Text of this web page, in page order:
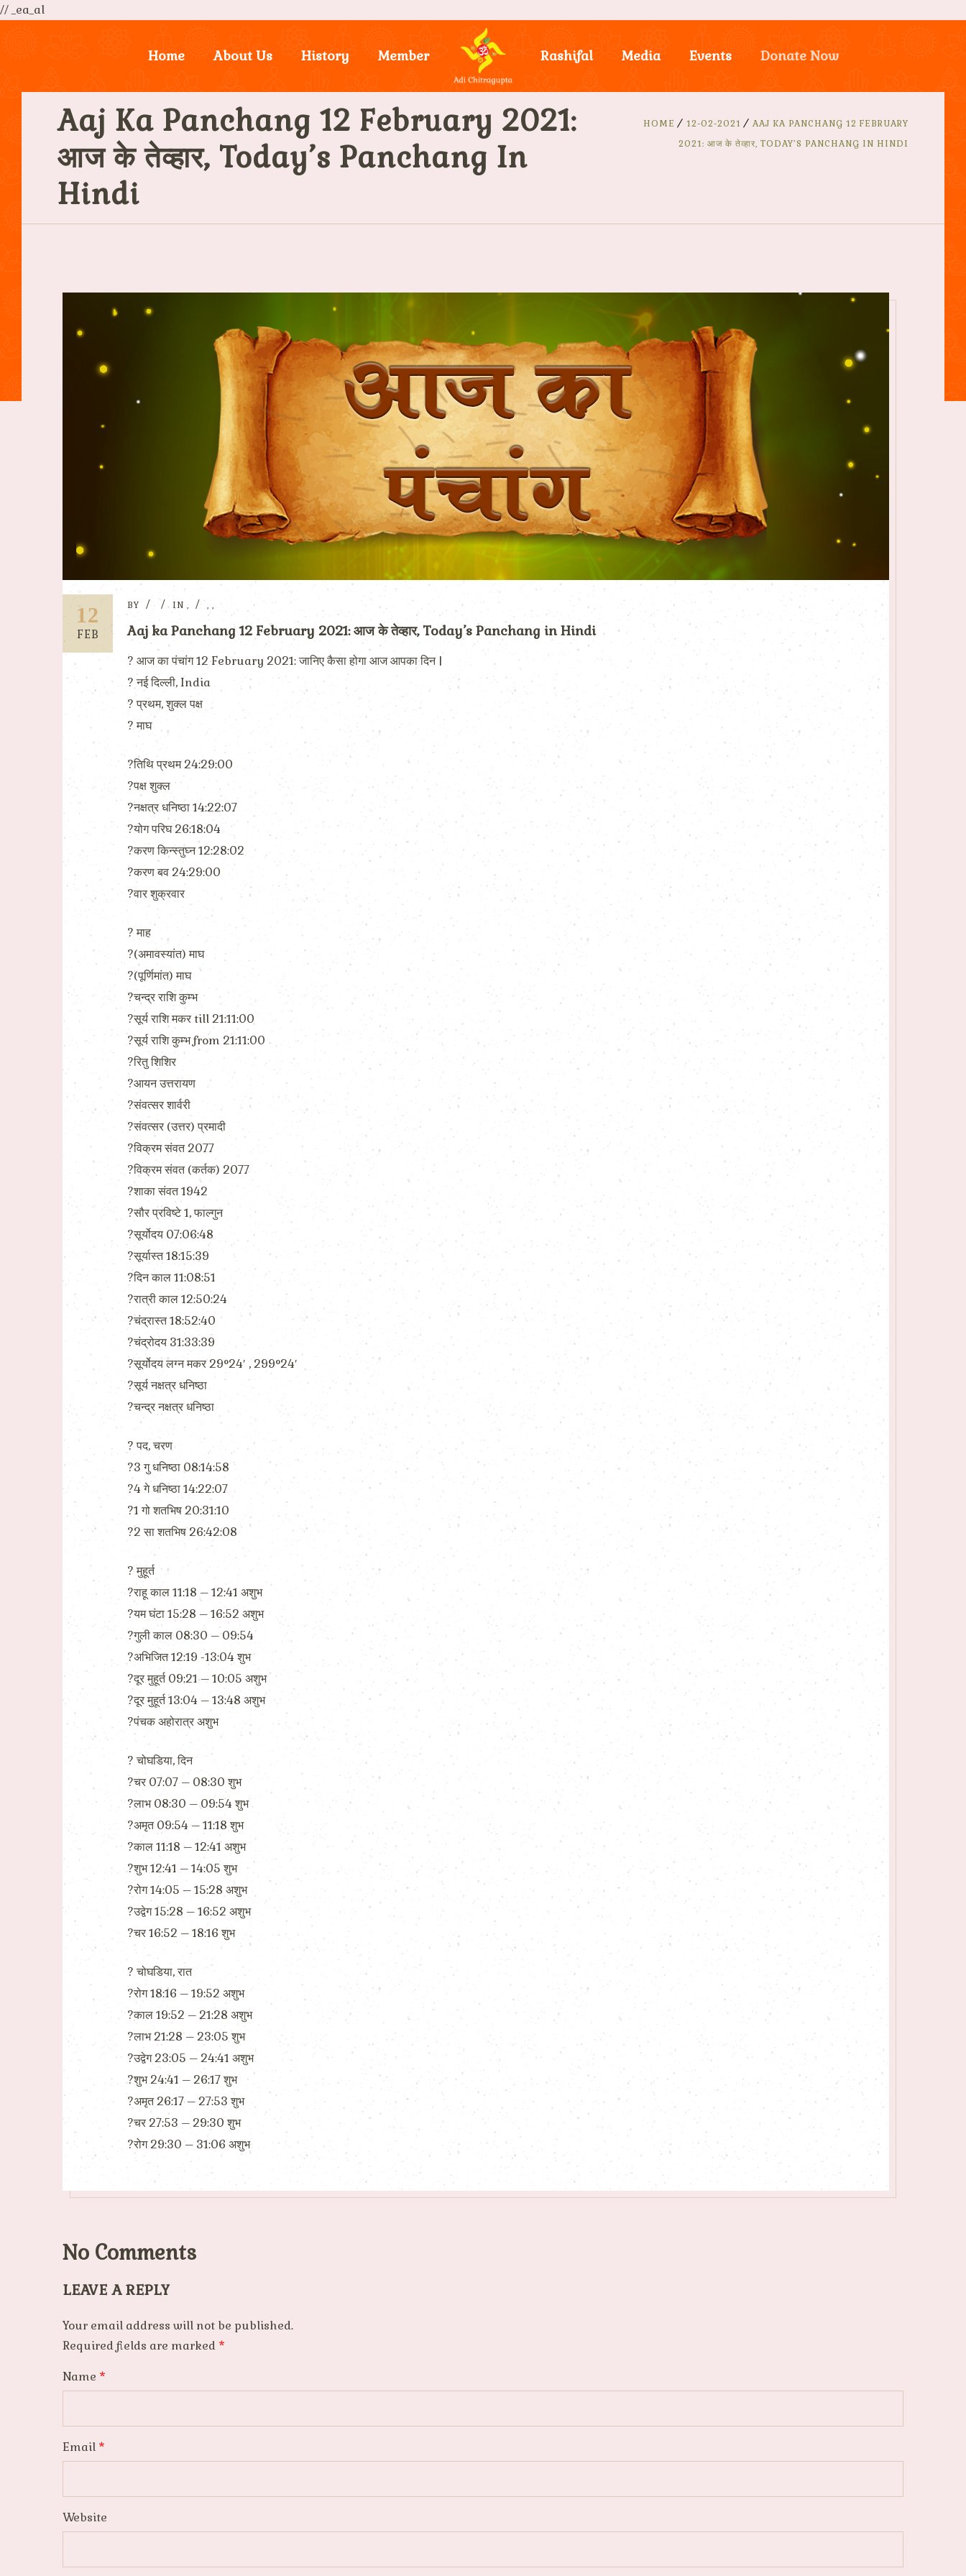
// _ea_al
Home About Us History Member Rashifal Media Events Donate Now
Aaj Ka Panchang 12 February 2021:
आज के तेव्हार, Today’s Panchang In
Hindi
HOME 12-02-2021
AAJ KA PANCHANG 12 FEBRUARY
2021: आज के तेव्हार, TODAY’S PANCHANG IN HINDI
12
FEB
BY IN , , ,
Aaj ka Panchang 12 February 2021: आज के तेव्हार, Today’s Panchang in Hindi
? आज का पंचांग 12 February 2021: जानिए कैसा होगा आज आपका दिन |
?️ नई दिल्ली, India
?️ प्रथम, शुक्ल पक्ष
?️ माघ
?तिथि प्रथम 24:29:00
?पक्ष शुक्ल
?नक्षत्र धनिष्ठा 14:22:07
?योग परिघ 26:18:04
?करण किन्स्तुघ्न 12:28:02
?करण बव 24:29:00
?वार शुक्रवार
?️ माह
?(अमावस्यांत) माघ
?(पूर्णिमांत) माघ
?चन्द्र राशि कुम्भ
?सूर्य राशि मकर till 21:11:00
?सूर्य राशि कुम्भ from 21:11:00
?रितु शिशिर
?आयन उत्तरायण
?संवत्सर शार्वरी
?संवत्सर (उत्तर) प्रमादी
?विक्रम संवत 2077
?विक्रम संवत (कर्तक) 2077
?शाका संवत 1942
?सौर प्रविष्टे 1, फाल्गुन
?सूर्योदय 07:06:48
?सूर्यास्त 18:15:39
?दिन काल 11:08:51
?रात्री काल 12:50:24
?चंद्रास्त 18:52:40
?चंद्रोदय 31:33:39
?सूर्योदय लग्न मकर 29°24′ , 299°24′
?सूर्य नक्षत्र धनिष्ठा
?चन्द्र नक्षत्र धनिष्ठा
?️ पद, चरण
?3 गु धनिष्ठा 08:14:58
?4 गे धनिष्ठा 14:22:07
?1 गो शतभिष 20:31:10
?2 सा शतभिष 26:42:08
?️ मुहूर्त
?राहू काल 11:18 – 12:41 अशुभ
?यम घंटा 15:28 – 16:52 अशुभ
?गुली काल 08:30 – 09:54
?अभिजित 12:19 -13:04 शुभ
?दूर मुहूर्त 09:21 – 10:05 अशुभ
?दूर मुहूर्त 13:04 – 13:48 अशुभ
?पंचक अहोरात्र अशुभ
?️ चोघडिया, दिन
?चर 07:07 – 08:30 शुभ
?लाभ 08:30 – 09:54 शुभ
?अमृत 09:54 – 11:18 शुभ
?काल 11:18 – 12:41 अशुभ
?शुभ 12:41 – 14:05 शुभ
?रोग 14:05 – 15:28 अशुभ
?उद्वेग 15:28 – 16:52 अशुभ
?चर 16:52 – 18:16 शुभ
?️ चोघडिया, रात
?रोग 18:16 – 19:52 अशुभ
?काल 19:52 – 21:28 अशुभ
?लाभ 21:28 – 23:05 शुभ
?उद्वेग 23:05 – 24:41 अशुभ
?शुभ 24:41 – 26:17 शुभ
?अमृत 26:17 – 27:53 शुभ
?चर 27:53 – 29:30 शुभ
?रोग 29:30 – 31:06 अशुभ
No Comments
LEAVE A REPLY
Your email address will not be published.
Required fields are marked *
Name *
Email *
Website